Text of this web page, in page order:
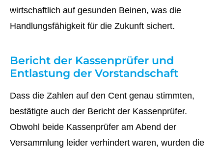
wirtschaftlich auf gesunden Beinen, was die
Handlungsfähigkeit für die Zukunft sichert.
Bericht der Kassenprüfer und
Entlastung der Vorstandschaft
Dass die Zahlen auf den Cent genau stimmten,
bestätigte auch der Bericht der Kassenprüfer.
Obwohl beide Kassenprüfer am Abend der
Versammlung leider verhindert waren, wurden die